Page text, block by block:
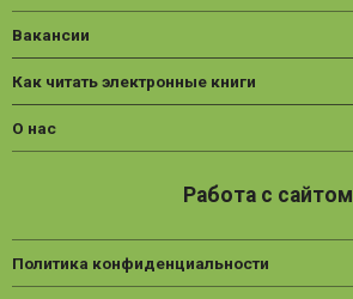
Вакансии
Как читать электронные книги
О нас
Работа с сайтом
Политика конфиденциальности